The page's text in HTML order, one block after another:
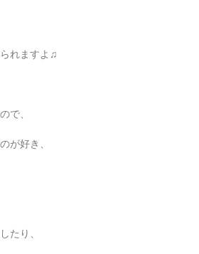
れますよ♫
で、
が好き、
たり、